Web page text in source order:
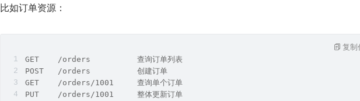
比如订单资源：
GET    /orders          查询订单列表
POST   /orders          创建订单
GET    /orders/1001     查询单个订单
PUT    /orders/1001     整体更新订单
复制